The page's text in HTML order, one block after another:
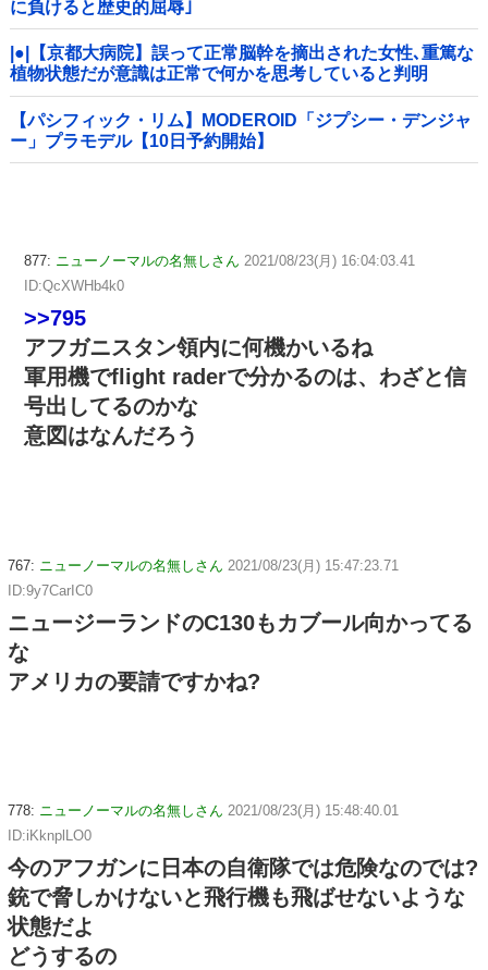
に負けると歴史的屈辱｣
|●|【京都大病院】誤って正常脳幹を摘出された女性､重篤な
植物状態だが意識は正常で何かを思考していると判明
【パシフィック・リム】MODEROID「ジプシー・デンジャ
ー」プラモデル【10日予約開始】
877: ニューノーマルの名無しさん 2021/08/23(月) 16:04:03.41
ID:QcXWHb4k0
>>795
アフガニスタン領内に何機かいるね
軍用機でflight raderで分かるのは、わざと信
号出してるのかな
意図はなんだろう
767: ニューノーマルの名無しさん 2021/08/23(月) 15:47:23.71
ID:9y7CarIC0
ニュージーランドのC130もカブール向かってる
な
アメリカの要請ですかね?
778: ニューノーマルの名無しさん 2021/08/23(月) 15:48:40.01
ID:iKknplLO0
今のアフガンに日本の自衛隊では危険なのでは?
銃で脅しかけないと飛行機も飛ばせないような
状態だよ
どうするの